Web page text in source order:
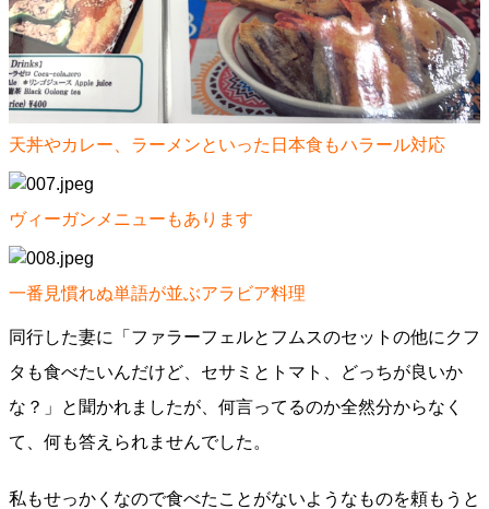
天丼やカレー、ラーメンといった日本食もハラール対応
ヴィーガンメニューもあります
一番見慣れぬ単語が並ぶアラビア料理
同行した妻に「ファラーフェルとフムスのセットの他にクフ
タも食べたいんだけど、セサミとトマト、どっちが良いか
な？」と聞かれましたが、何言ってるのか全然分からなく
て、何も答えられませんでした。
私もせっかくなので食べたことがないようなものを頼もうと